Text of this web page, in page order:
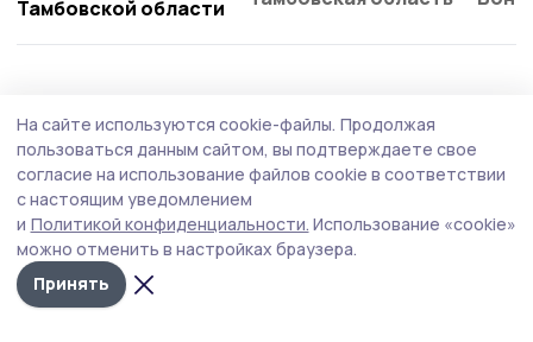
Тамбовской области
День молодёжи в Пичаеве встретят
праздником, музыкой и наградами
В воскресенье, 28 июня, центральная площадь села
станет главной точкой притяжения для молодёжи и
всех, кто хочет весело провести вечер. В программе —
чествование медалистов, награждение самых
активных, выступления творческих коллективов и
На сайте используются cookie-файлы. Продолжая
пользоваться данным сайтом, вы подтверждаете свое
согласие на использование файлов cookie в соответствии
с настоящим уведомлением
и Политикой конфиденциальности. Использование «cookie»
можно отменить в настройках браузера.
Принять